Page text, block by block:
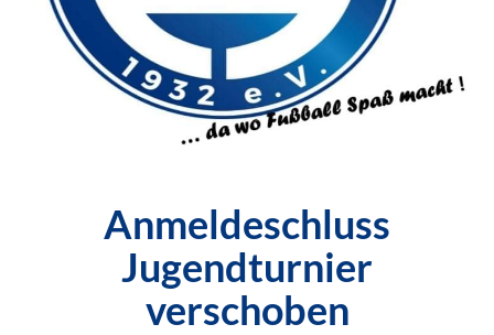
Anmeldeschluss
Jugendturnier
verschoben